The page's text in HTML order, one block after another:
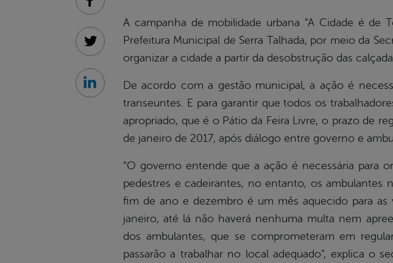
A campanha de mobilidade urbana “A Cidade é de
Prefeitura Municipal de Serra Talhada, por meio da
organizar a cidade a partir da desobstrução das
De acordo com a gestão municipal, a ação é
transeuntes. E para garantir que todos os
apropriado, que é o Pátio da Feira Livre, o prazo de
de janeiro de 2017, após diálogo entre governo e
“O governo entende que a ação é necessária para
pedestres e cadeirantes, no entanto, os
fim de ano e dezembro é um mês aquecido para
janeiro, até lá não haverá nenhuma multa nem
dos ambulantes, que se comprometeram em
passarão a trabalhar no local adequado”, explica o
Facebook
Twitter
Linkedin